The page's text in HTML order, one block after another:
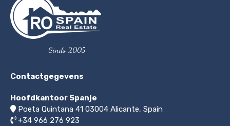
Sinds 2005
Contactgegevens
Hoofdkantoor Spanje
Poeta Quintana 41 03004 Alicante, Spain
+34 966 276 923